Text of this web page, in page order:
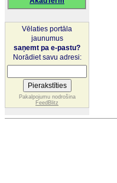
Vēlaties portāla
jaunumus
saņemt pa e-pastu?
Norādiet savu adresi:
Pakalpojumu nodrošina
FeedBlitz